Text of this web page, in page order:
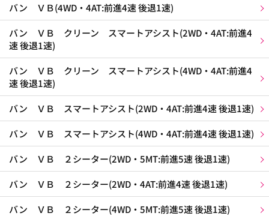
バン ＶＢ(4WD・4AT:前進4速 後退1速)
バン ＶＢ クリーン スマートアシスト(2WD・4AT:前進4
速 後退1速)
バン ＶＢ クリーン スマートアシスト(4WD・4AT:前進4
速 後退1速)
バン ＶＢ スマートアシスト(2WD・4AT:前進4速 後退1速)
バン ＶＢ スマートアシスト(4WD・4AT:前進4速 後退1速)
バン ＶＢ ２シーター(2WD・5MT:前進5速 後退1速)
バン ＶＢ ２シーター(2WD・4AT:前進4速 後退1速)
バン ＶＢ ２シーター(4WD・5MT:前進5速 後退1速)